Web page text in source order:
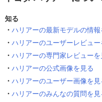
知る
ハリアーの最新モデルの情報
ハリアーのユーザーレビュー
ハリアーの専門家レビューを
ハリアーの公式画像を見る
ハリアーのユーザー画像を見
ハリアーのみんなの質問を見